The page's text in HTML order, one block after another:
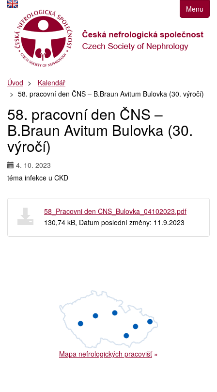
k
navigaci
Přejít
obsah
k
postrannímu
Klávesové
zkratky
Menu
Úvod
Kalendář
58. pracovní den ČNS – B.Braun Avitum Bulovka (30. výročí)
58. pracovní den ČNS –
B.Braun Avitum Bulovka (30.
výročí)
4. 10. 2023
téma infekce u CKD
58_Pracovni den CNS_Bulovka_04102023.pdf
130,74 kB, Datum poslední změny: 11.9.2023
Mapa nefrologických pracovišť»